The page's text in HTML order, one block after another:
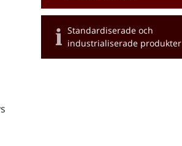
Standardiserade och
industrialiserade produkter